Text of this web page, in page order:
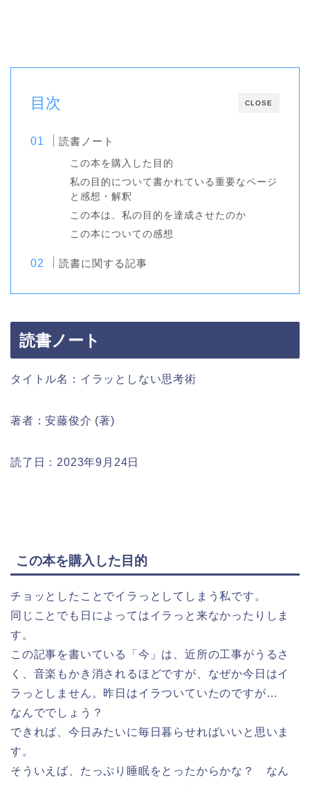
CLOSE
目次
読書ノート
この本を購入した目的
私の目的について書かれている重要なページ
と感想・解釈
この本は、私の目的を達成させたのか
この本についての感想
読書に関する記事
読書ノート
タイトル名：イラッとしない思考術
著者：安藤俊介 (著)
読了日：2023年9月24日
この本を購入した目的
チョッとしたことでイラっとしてしまう私です。
同じことでも日によってはイラっと来なかったりしま
す。
この記事を書いている「今」は、近所の工事がうるさ
く、音楽もかき消されるほどですが、なぜか今日はイ
ラっとしません。昨日はイラついていたのですが…
なんででしょう？
できれば、今日みたいに毎日暮らせればいいと思いま
す。
そういえば、たっぷり睡眠をとったからかな？ なん